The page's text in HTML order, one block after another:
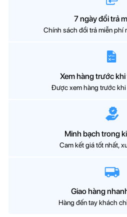
7 ngày đổi trả
Chính sách đổi trả miễn phí
Xem hàng trước
Được xem hàng trước khi
Minh bạch trong
Cam kết giá tốt nhất,
Giao hàng
Hàng đến tay khách